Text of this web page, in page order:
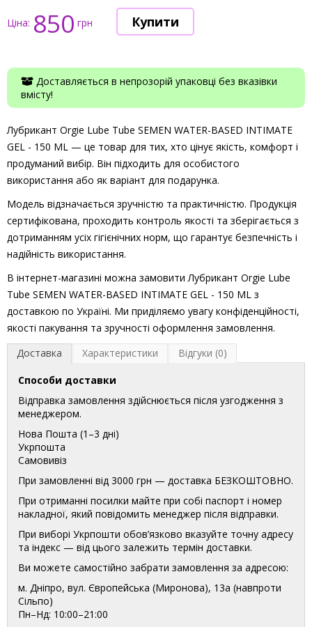
Ціна: 850 грн
Доставляється в непрозорій упаковці без вказівки
вмісту!
Лубрикант Orgie Lube Tube SEMEN WATER-BASED INTIMATE
GEL - 150 ML — це товар для тих, хто цінує якість, комфорт і
продуманий вибір. Він підходить для особистого
використання або як варіант для подарунка.
Модель відзначається зручністю та практичністю. Продукція
сертифікована, проходить контроль якості та зберігається з
дотриманням усіх гігієнічних норм, що гарантує безпечність і
надійність використання.
В інтернет-магазині можна замовити Лубрикант Orgie Lube
Tube SEMEN WATER-BASED INTIMATE GEL - 150 ML з
доставкою по Україні. Ми приділяємо увагу конфіденційності,
якості пакування та зручності оформлення замовлення.
Доставка
Характеристики Відгуки (0)
Способи доставки
Відправка замовлення здійснюється після узгодження з
менеджером.
Нова Пошта (1–3 дні)
Укрпошта
Самовивіз
При замовленні від 3000 грн — доставка БЕЗКОШТОВНО.
При отриманні посилки майте при собі паспорт і номер
накладної, який повідомить менеджер після відправки.
При виборі Укрпошти обов’язково вказуйте точну адресу
та індекс — від цього залежить термін доставки.
Ви можете самостійно забрати замовлення за адресою:
м. Дніпро, вул. Європейська (Миронова), 13а (навпроти
Сільпо)
Пн–Нд: 10:00–21:00